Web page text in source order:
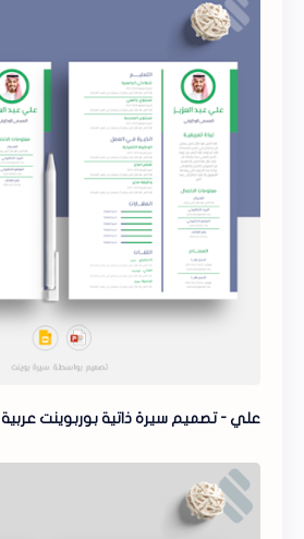
علي - تصميم سيرة ذاتية بوربوينت عربية